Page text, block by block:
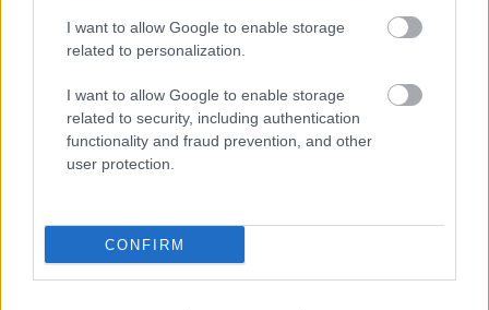
I want to allow Google to enable storage
related to personalization.
I want to allow Google to enable storage
related to security, including authentication
functionality and fraud prevention, and other
user protection.
CONFIRM
kívül hagyta minden
kérésem” – Ha már
háromszor kértél valamit
sajnos nem törődik veled
fehér pólón? A filléres
házi szer, ami csodát tesz